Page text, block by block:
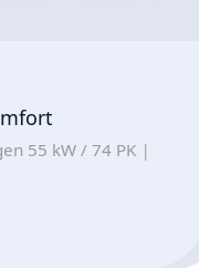
55 kW / 74 PK